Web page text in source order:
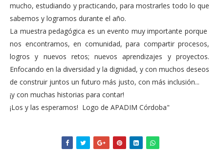
mucho, estudiando y practicando, para mostrarles todo lo que
sabemos y logramos durante el año.
La muestra pedagógica es un evento muy importante porque
nos encontramos, en comunidad, para compartir procesos,
logros y nuevos retos; nuevos aprendizajes y proyectos.
Enfocando en la diversidad y la dignidad, y con muchos deseos
de construir juntos un futuro más justo, con más inclusión...
¡y con muchas historias para contar!
¡Los y las esperamos! Logo de APADIM Córdoba"